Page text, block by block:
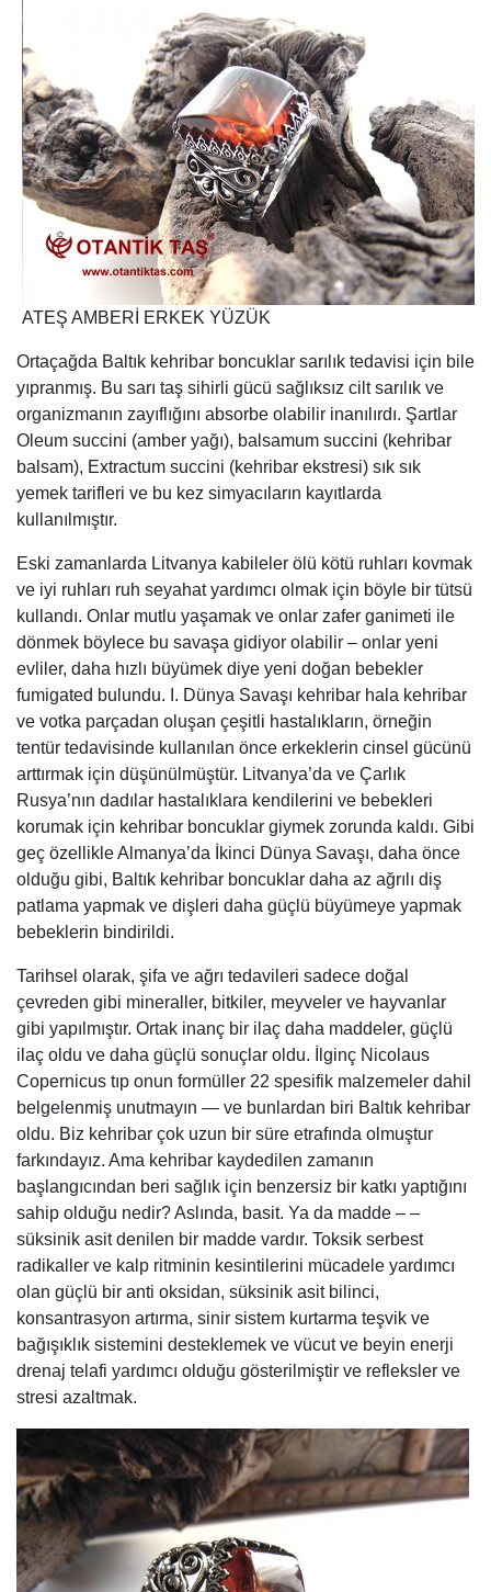
ATEŞ AMBERİ ERKEK YÜZÜK
Ortaçağda Baltık kehribar boncuklar sarılık tedavisi için bile
yıpranmış. Bu sarı taş sihirli gücü sağlıksız cilt sarılık ve
organizmanın zayıflığını absorbe olabilir inanılırdı. Şartlar
Oleum succini (amber yağı), balsamum succini (kehribar
balsam), Extractum succini (kehribar ekstresi) sık sık
yemek tarifleri ve bu kez simyacıların kayıtlarda
kullanılmıştır.
Eski zamanlarda Litvanya kabileler ölü kötü ruhları kovmak
ve iyi ruhları ruh seyahat yardımcı olmak için böyle bir tütsü
kullandı. Onlar mutlu yaşamak ve onlar zafer ganimeti ile
dönmek böylece bu savaşa gidiyor olabilir – onlar yeni
evliler, daha hızlı büyümek diye yeni doğan bebekler
fumigated bulundu. I. Dünya Savaşı kehribar hala kehribar
ve votka parçadan oluşan çeşitli hastalıkların, örneğin
tentür tedavisinde kullanılan önce erkeklerin cinsel gücünü
arttırmak için düşünülmüştür. Litvanya’da ve Çarlık
Rusya’nın dadılar hastalıklara kendilerini ve bebekleri
korumak için kehribar boncuklar giymek zorunda kaldı. Gibi
geç özellikle Almanya’da İkinci Dünya Savaşı, daha önce
olduğu gibi, Baltık kehribar boncuklar daha az ağrılı diş
patlama yapmak ve dişleri daha güçlü büyümeye yapmak
bebeklerin bindirildi.
Tarihsel olarak, şifa ve ağrı tedavileri sadece doğal
çevreden gibi mineraller, bitkiler, meyveler ve hayvanlar
gibi yapılmıştır. Ortak inanç bir ilaç daha maddeler, güçlü
ilaç oldu ve daha güçlü sonuçlar oldu. İlginç Nicolaus
Copernicus tıp onun formüller 22 spesifik malzemeler dahil
belgelenmiş unutmayın — ve bunlardan biri Baltık kehribar
oldu. Biz kehribar çok uzun bir süre etrafında olmuştur
farkındayız. Ama kehribar kaydedilen zamanın
başlangıcından beri sağlık için benzersiz bir katkı yaptığını
sahip olduğu nedir? Aslında, basit. Ya da madde – –
süksinik asit denilen bir madde vardır. Toksik serbest
radikaller ve kalp ritminin kesintilerini mücadele yardımcı
olan güçlü bir anti oksidan, süksinik asit bilinci,
konsantrasyon artırma, sinir sistem kurtarma teşvik ve
bağışıklık sistemini desteklemek ve vücut ve beyin enerji
drenaj telafi yardımcı olduğu gösterilmiştir ve refleksler ve
stresi azaltmak.